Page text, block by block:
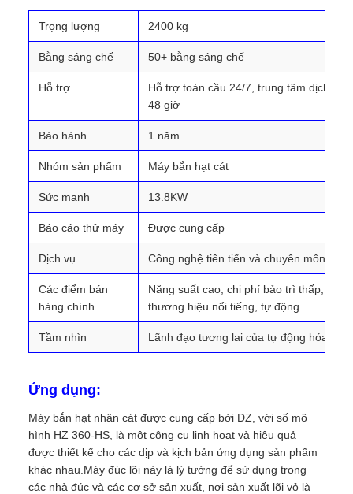
Trọng lượng 2400 kg
Bằng sáng chế 50+ bằng sáng chế
Hỗ trợ
Hỗ trợ toàn cầu 24/7, trung tâm dịch vụ
48 giờ
Bảo hành 1 năm
Nhóm sản phẩm Máy bắn hạt cát
Sức mạnh 13.8KW
Báo cáo thử máy Được cung cấp
Dịch vụ Công nghệ tiên tiến và chuyên môn
Các điểm bán
hàng chính
Năng suất cao, chi phí bảo trì thấp, sản
thương hiệu nổi tiếng, tự động
Tầm nhìn Lãnh đạo tương lai của tự động hóa
Ứng dụng:
Máy bắn hạt nhân cát được cung cấp bởi DZ, với số mô
hình HZ 360-HS, là một công cụ linh hoạt và hiệu quả
được thiết kế cho các dịp và kịch bản ứng dụng sản phẩm
khác nhau.Máy đúc lõi này là lý tưởng để sử dụng trong
các nhà đúc và các cơ sở sản xuất, nơi sản xuất lõi vỏ là